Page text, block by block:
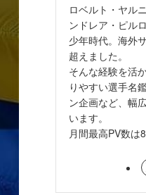
ロベルト・ヤル
ンドレア・ピル
少年時代。海外
超えました。
そんな経験を活
りやすい選手名
ン企画など、幅
います。
月間最高PV数は